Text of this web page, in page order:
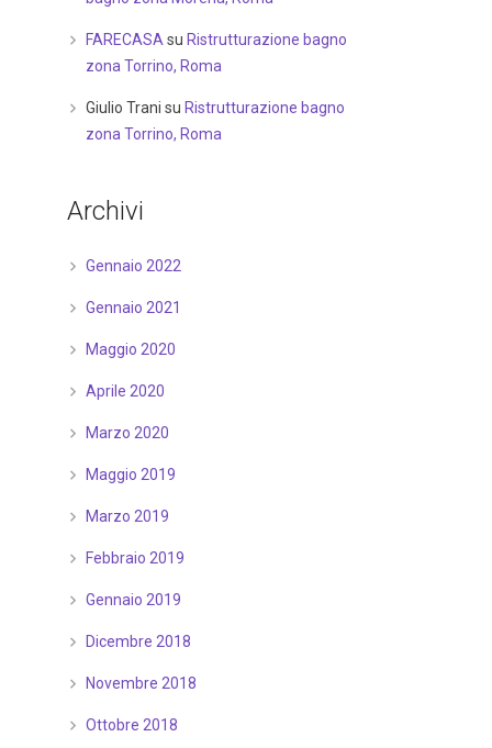
FARECASA su Ristrutturazione bagno
zona Torrino, Roma
Giulio Trani su Ristrutturazione bagno
zona Torrino, Roma
Archivi
Gennaio 2022
Gennaio 2021
Maggio 2020
Aprile 2020
Marzo 2020
Maggio 2019
Marzo 2019
Febbraio 2019
Gennaio 2019
Dicembre 2018
Novembre 2018
Ottobre 2018